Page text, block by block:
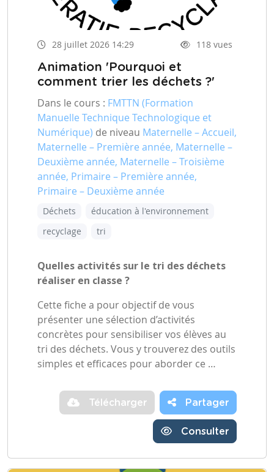
28 juillet 2026 14:29 118 vues
Animation 'Pourquoi et
comment trier les déchets ?'
Dans le cours : FMTTN (Formation
Manuelle Technique Technologique et
Numérique) de niveau Maternelle – Accueil,
Maternelle – Première année, Maternelle –
Deuxième année, Maternelle – Troisième
année, Primaire – Première année,
Primaire – Deuxième année
Déchets
éducation à l'environnement
recyclage
tri
Quelles activités sur le tri des déchets
réaliser en classe ?
Cette fiche a pour objectif de vous
présenter une sélection d’activités
concrètes pour sensibiliser vos élèves au
tri des déchets. Vous y trouverez des outils
simples et efficaces pour aborder ce …
Télécharger Partager
Consulter